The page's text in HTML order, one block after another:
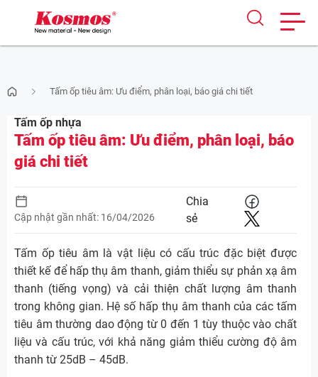
to
content
Tấm ốp tiêu âm: Ưu điểm, phân loại, báo giá chi tiết
Tấm ốp nhựa
Tấm ốp tiêu âm: Ưu điểm, phân loại, báo
giá chi tiết
Cập nhật gần nhất: 16/04/2026
Chia
sẻ
Tấm ốp tiêu âm là vật liệu có cấu trúc đặc biệt được
thiết kế để hấp thụ âm thanh, giảm thiểu sự phản xạ âm
thanh (tiếng vọng) và cải thiện chất lượng âm thanh
trong không gian. Hệ số hấp thụ âm thanh của các tấm
tiêu âm thường dao động từ 0 đến 1 tùy thuộc vào chất
liệu và cấu trúc, với khả năng giảm thiểu cường độ âm
thanh từ 25dB – 45dB.